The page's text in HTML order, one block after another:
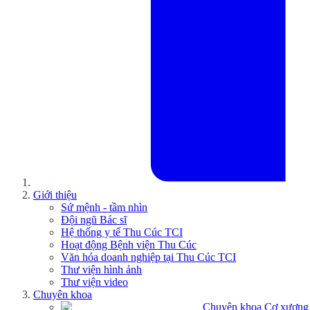
Giới thiệu
Sứ mệnh - tầm nhìn
Đội ngũ Bác sĩ
Hệ thống y tế Thu Cúc TCI
Hoạt động Bệnh viện Thu Cúc
Văn hóa doanh nghiệp tại Thu Cúc TCI
Thư viện hình ảnh
Thư viện video
Chuyên khoa
Chuyên khoa Cơ